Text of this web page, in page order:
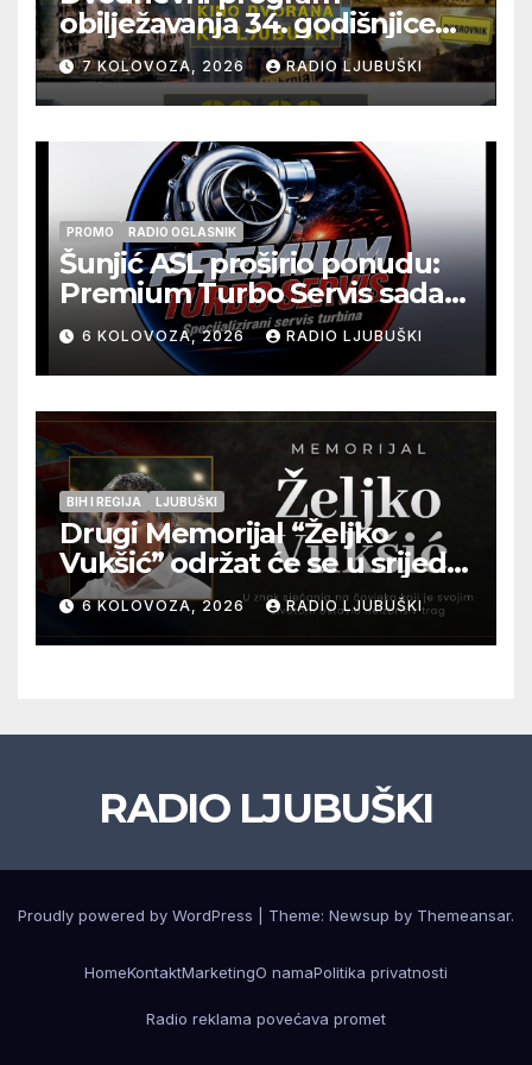
obilježavanja 34. godišnjice
pogibije generala Blaža
Kraljevića i osmorice
pripadnika HOS-a
7 KOLOVOZA, 2026 RADIO LJUBUŠKI
PROMO RADIO OGLASNIK
Šunjić ASL proširio ponudu:
Premium Turbo Servis sada
na jednoj adresi u Ljubuškom
6 KOLOVOZA, 2026 RADIO LJUBUŠKI
BIH I REGIJA LJUBUŠKI
Drugi Memorijal “Željko
Vukšić” održat će se u srijedu
12. kolovoza u Otoku
6 KOLOVOZA, 2026 RADIO LJUBUŠKI
RADIO LJUBUŠKI
Proudly powered by WordPress Theme: Newsup by Themeansar.
HomeKontaktMarketingO namaPolitika privatnosti
Radio reklama povećava promet